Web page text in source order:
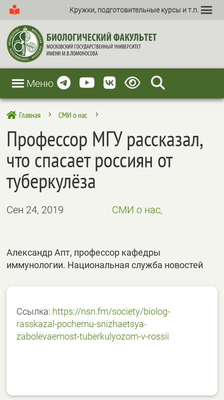
Кружки, подготовительные курсы и т.п.
Меню
 Главная 5 СМИ о нас 5
Профессор МГУ рассказал,
что спасает россиян от
туберкулёза
Сен 24, 2019 СМИ о нас,
Александр Апт, профессор кафедры
иммунологии. Национальная служба новостей
Ссылка: https://nsn.fm/society/biolog-
rasskazal-pochemu-snizhaetsya-
zabolevaemost-tuberkulyozom-v-rossii